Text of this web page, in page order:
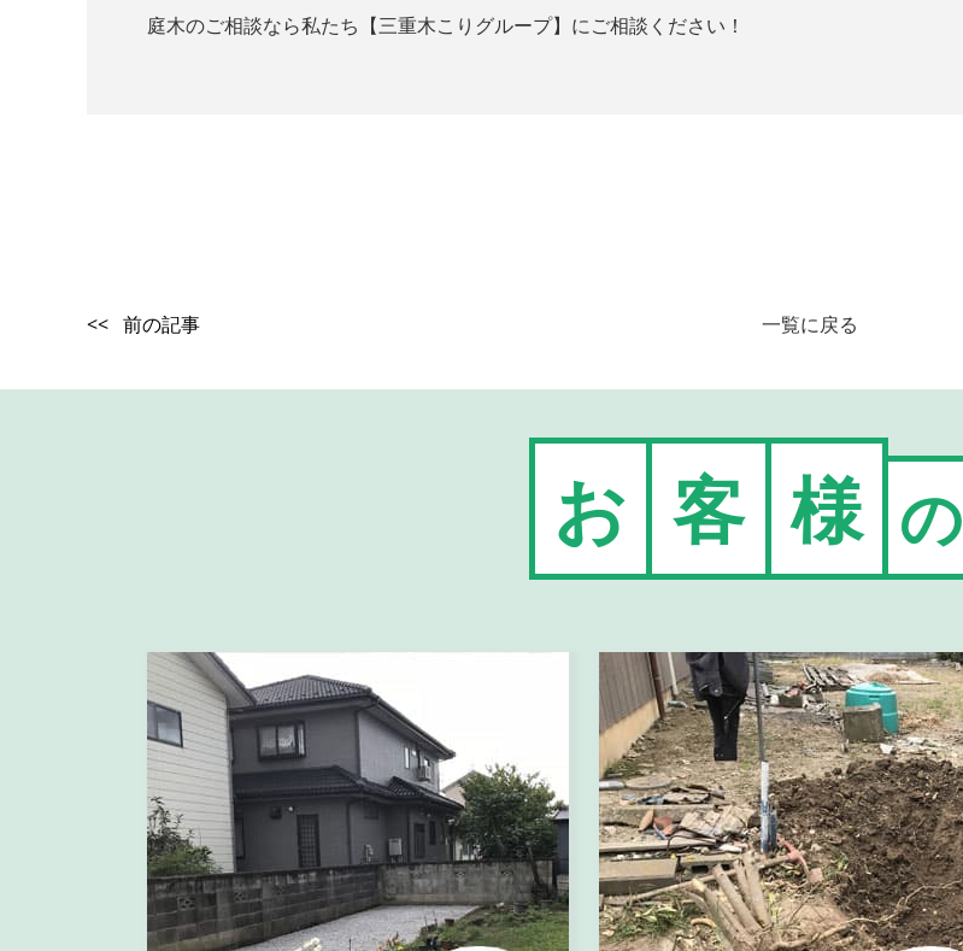
庭木のご相談なら私たち【三重木こりグループ】 にご相談ください！
<< 前の記事 一覧に戻る
お 客 様 の